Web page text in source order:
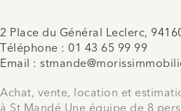
2 Place du Général Leclerc,
Téléphone : 01 43 65 99 99
Email :
Achat, vente, location et
à St Mandé Une équipe de 8